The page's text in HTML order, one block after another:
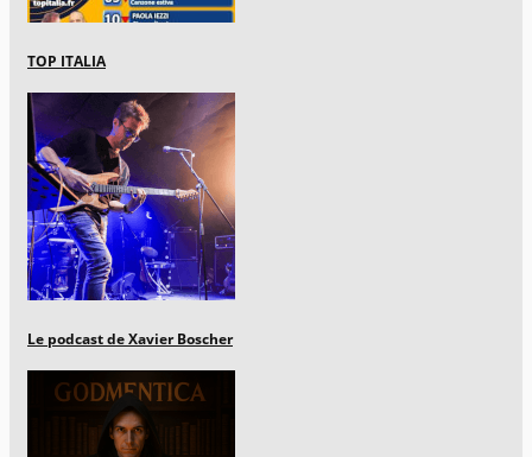
TOP ITALIA
Le podcast de Xavier Boscher